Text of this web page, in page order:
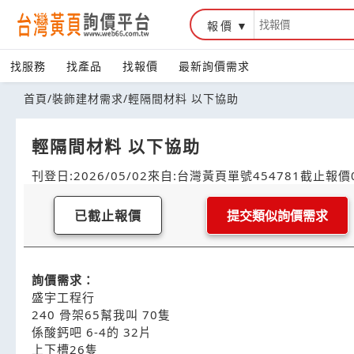
報價
找服務 找產品 找報價 最新詢價需求
首頁/裝飾建材需求/輕隔間材料 以下協助
輕隔間材料 以下協助
刊登日:2026/05/02來自:台灣黃頁單號454781 截止報
已截止報價 提交類似詢價需求
詢價需求：
盛宇工程行
240 骨架65幫我叫 70隻
係酸鈣吧 6-4的 32片
上下槽26隻